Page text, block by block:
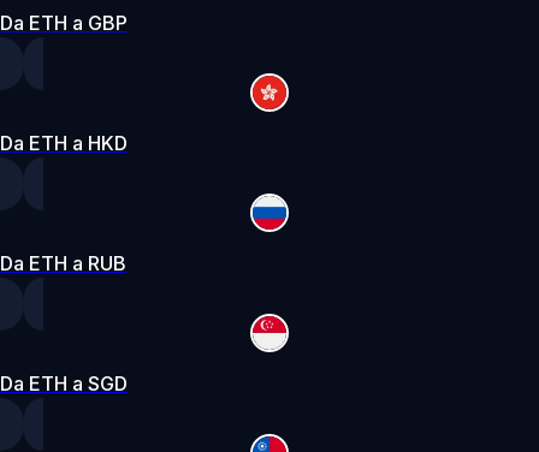
Da ETH a GBP
Da ETH a HKD
Da ETH a RUB
Da ETH a SGD